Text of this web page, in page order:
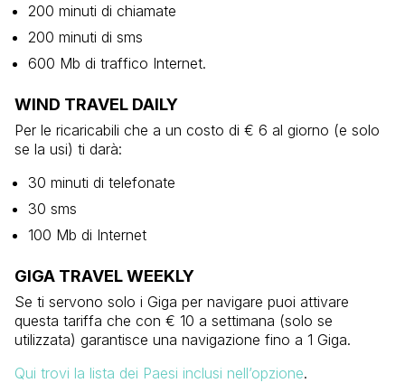
200 minuti di chiamate
200 minuti di sms
600 Mb di traffico Internet.
WIND TRAVEL DAILY
Per le ricaricabili che a un costo di € 6 al giorno (e solo
se la usi) ti darà:
30 minuti di telefonate
30 sms
100 Mb di Internet
GIGA TRAVEL WEEKLY
Se ti servono solo i Giga per navigare puoi attivare
questa tariffa che con € 10 a settimana (solo se
utilizzata) garantisce una navigazione fino a 1 Giga.
Qui trovi la lista dei Paesi inclusi nell’opzione.